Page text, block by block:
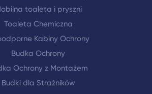
toaleta i pryszni
Toaleta Chemiczna
Kabiny Ochrony
Budka Ochrony
Ochrony z Montażem
Budki dla Strażników